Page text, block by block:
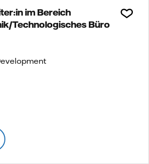
im Bereich
Technologisches Büro